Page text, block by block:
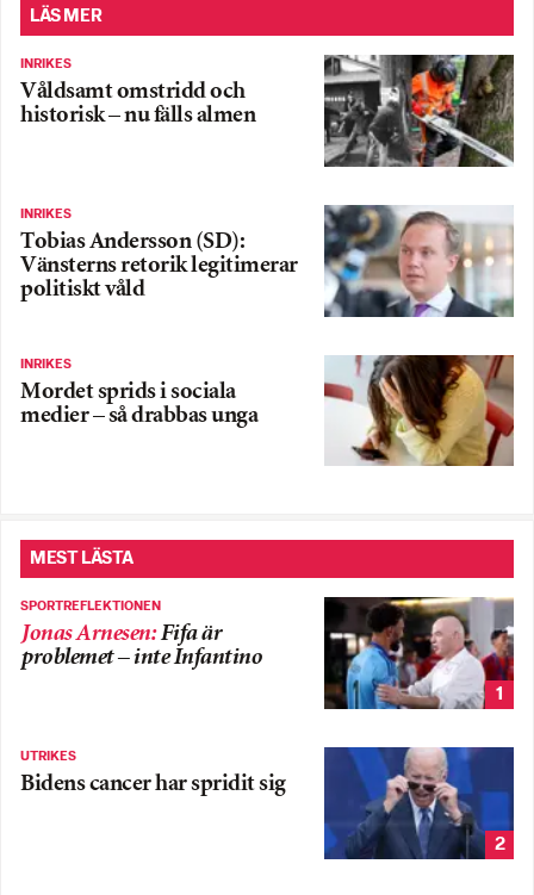
LÄS MER
INRIKES
Våldsamt omstridd och
historisk – nu fälls almen
INRIKES
Tobias Andersson (SD):
Vänsterns retorik legitimerar
politiskt våld
INRIKES
Mordet sprids i sociala
medier – så drabbas unga
MEST LÄSTA
SPORTREFLEKTIONEN
Jonas Arnesen:Fifa är
problemet – inte Infantino
1
UTRIKES
Bidens cancer har spridit sig
2